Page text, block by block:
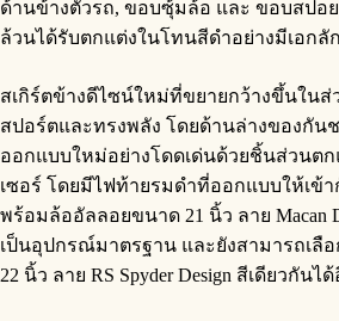
ด้านข้างตัวรถ, ขอบซุ้มล้อ และ ขอบสปอ
ล้วนได้รับตกแต่งในโทนสีดำอย่างมีเอก
สเกิร์ตข้างดีไซน์ใหม่ที่ขยายกว้างขึ้นในส่
สปอร์ตและทรงพลัง โดยด้านล่างของกัน
ออกแบบใหม่อย่างโดดเด่นด้วยชิ้นส่วนต
เซอร์ โดยมีไฟท้ายรมดำที่ออกแบบให้เข้
พร้อมล้ออัลลอยขนาด 21 นิ้ว ลาย Macan
เป็นอุปกรณ์มาตรฐาน และยังสามารถเลื
22 นิ้ว ลาย RS Spyder Design สีเดียวกันไ